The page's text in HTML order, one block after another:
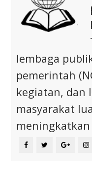
lembaga
pemerintah
kegiatan, dan
masyarakat